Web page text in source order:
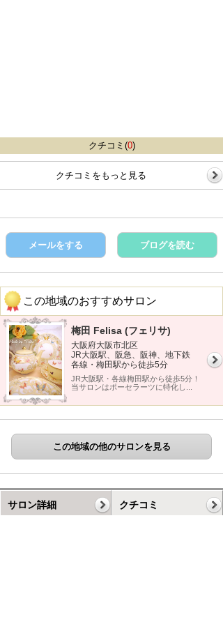
クチコミ(0)
クチコミをもっと見る
メールをする ブログを読む
この地域のおすすめサロン
梅田 Felisa (フェリサ)
大阪府大阪市北区
JR大阪駅、阪急、阪神、地下鉄
各線・梅田駅から徒歩5分
JR大阪駅・各線梅田駅から徒歩5分！
当サロンはポーセラーツに特化し...
この地域の他のサロンを見る
サロン詳細 クチコミ